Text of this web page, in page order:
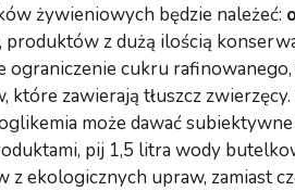
żywieniowych będzie należeć:
produktów z dużą ilością
ograniczenie cukru
które zawierają tłuszcz zwierzęcy.
może dawać
pij 1,5 litra wody
z ekologicznych upraw, zamiast